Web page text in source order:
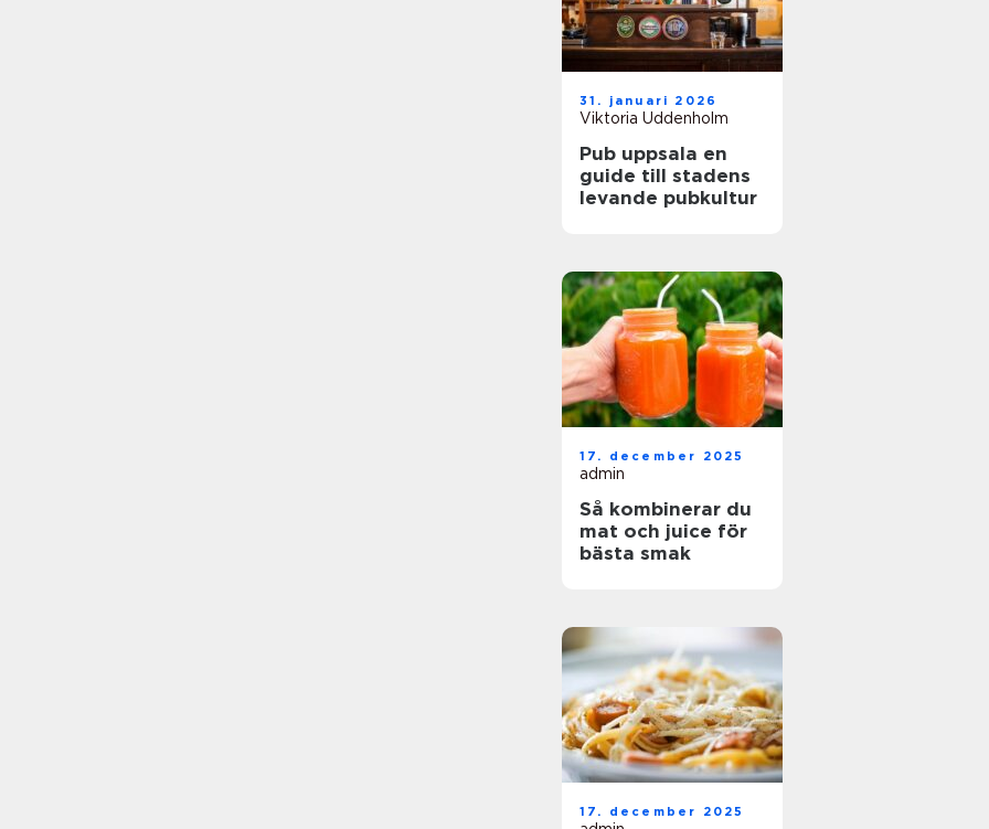
31. januari 2026
Viktoria Uddenholm
Pub uppsala en
guide till stadens
levande pubkultur
17. december 2025
admin
Så kombinerar du
mat och juice för
bästa smak
17. december 2025